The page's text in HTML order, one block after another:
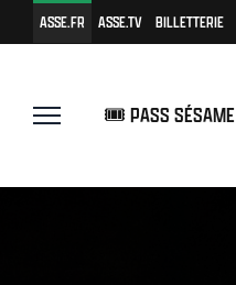
ASSE.FR ASSE.TV BILLETTERIE
🎟️ PASS SÉSAME